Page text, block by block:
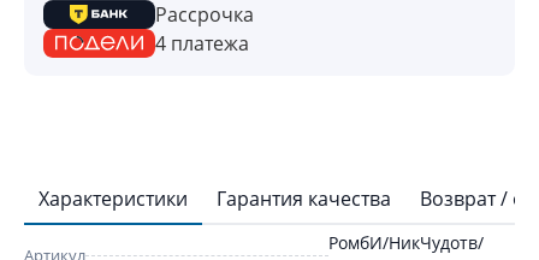
Рассрочка
4 платежа
Характеристики Гарантия качества Возврат /
Артикул
РомбИ/НикЧудотв/